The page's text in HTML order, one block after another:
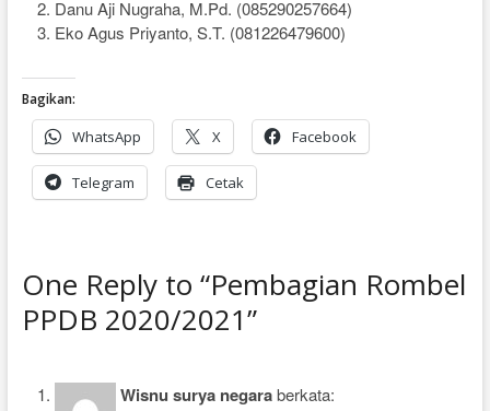
Danu Aji Nugraha, M.Pd. (085290257664)
Eko Agus Priyanto, S.T. (081226479600)
Bagikan:
WhatsApp X Facebook
Telegram Cetak
One Reply to “Pembagian Rombel
PPDB 2020/2021”
Wisnu surya negara berkata: